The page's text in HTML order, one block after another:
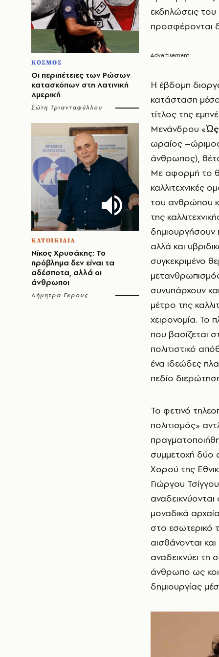
ΚΟΣΜΟΣ
Οι περιπέτειες των Ρώσων
κατασκόπων στη Λατινική
Αμερική
Σώτη Τριανταφύλλου
ΚΑΤΟΙΚΙΔΙΑ
Νίκος Χρυσάκης: Το
πρόβλημα δεν είναι τα
αδέσποτα, αλλά οι
άνθρωποι
Δήμητρα Γκρους
εκδηλώσεις
Η έβδομη
κατάσταση
τίτλος της
Μενάνδρου «Ὡς
ωραίος
άνθρωπος),
Με αφορμή το
καλλιτεχνικές
του ανθρώπου
της
αλλά και
συγκεκριμένο
συνυπάρχουν
μέτρο της
χειρονομία. Το
που βασίζεται
πολιτιστικό
ένα ιδεώδες
πεδίο
Το φετινό
πολιτισμός»
συμμετοχή δύο
Χορού της
Γιώργου
μοναδικά
στο εσωτερικό
αισθάνονται
αναδεικνύει
άνθρωπο ως
δημιουργίας